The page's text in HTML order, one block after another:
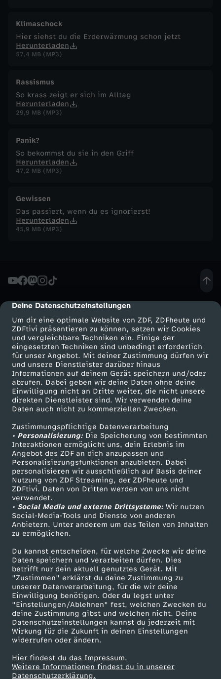
cmp-dialog-description
Deine Datenschutzeinstellungen
Um dir eine optimale Website von ZDF, ZDFheute und
ZDFtivi präsentieren zu können, setzen wir Cookies
und vergleichbare Techniken ein. Einige der
eingesetzten Techniken sind unbedingt erforderlich
für unser Angebot. Mit deiner Zustimmung dürfen wir
und unsere Dienstleister darüber hinaus
Informationen auf deinem Gerät speichern und/oder
abrufen. Dabei geben wir deine Daten ohne deine
Einwilligung nicht an Dritte weiter, die nicht unsere
direkten Dienstleister sind. Wir verwenden deine
Daten auch nicht zu kommerziellen Zwecken.
Zustimmungspflichtige Datenverarbeitung
• Personalisierung:Die Speicherung von bestimmten
Interaktionen ermöglicht uns, dein Erlebnis im
Angebot des ZDF an dich anzupassen und
Personalisierungsfunktionen anzubieten. Dabei
personalisieren wir ausschließlich auf Basis deiner
Nutzung von ZDF Streaming, der ZDFheute und
ZDFtivi. Daten von Dritten werden von uns nicht
verwendet.
• Social Media und externe Drittsysteme:Wir nutzen
Social-Media-Tools und Dienste von anderen
Anbietern. Unter anderem um das Teilen von Inhalten
zu ermöglichen.
Du kannst entscheiden, für welche Zwecke wir deine
Daten speichern und verarbeiten dürfen. Dies
betrifft nur dein aktuell genutztes Gerät. Mit
"Zustimmen" erklärst du deine Zustimmung zu
unserer Datenverarbeitung, für die wir deine
Einwilligung benötigen. Oder du legst unter
"Einstellungen/Ablehnen" fest, welchen Zwecken du
deine Zustimmung gibst und welchen nicht. Deine
Datenschutzeinstellungen kannst du jederzeit mit
Wirkung für die Zukunft in deinen Einstellungen
widerrufen oder ändern.
Hier findest du das Impressum.
Weitere Informationen findest du in unserer
Datenschutzerklärung.
Klimaschock
Hier siehst du die Erderwärmung schon jetzt
Herunterladen
57,4 MB (MP3)
Rassismus
So krass zeigt er sich im Alltag
Herunterladen
29,9 MB (MP3)
Panik?
So bekommst du sie in den Griff
Herunterladen
47,2 MB (MP3)
Gewissen
Das passiert, wenn du es ignorierst!
Herunterladen
45,9 MB (MP3)
Mehr ZDF
ZDF-Apps
Smart TV
ZDFtext
Livestreams
Sendungen A-Z
TV-Programm
Service
ZDFmitreden
Kontakt zum ZDF
Tickets
Zuschauerservice
Hilfe
ZDF Unternehmen
Karriere
ZDF goes Schule
Werbefernsehen
Mainzelmännchen
Partner